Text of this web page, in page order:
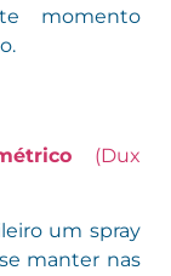
momento
(Dux
um spray
manter nas